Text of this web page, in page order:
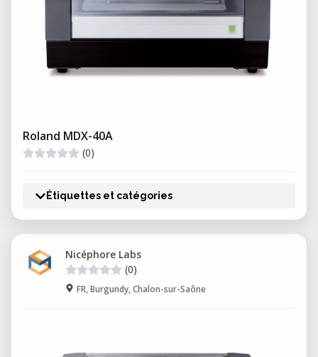
Roland MDX-40A
(0)
Étiquettes et catégories
Nicéphore Labs
(0)
FR, Burgundy, Chalon-sur-Saône